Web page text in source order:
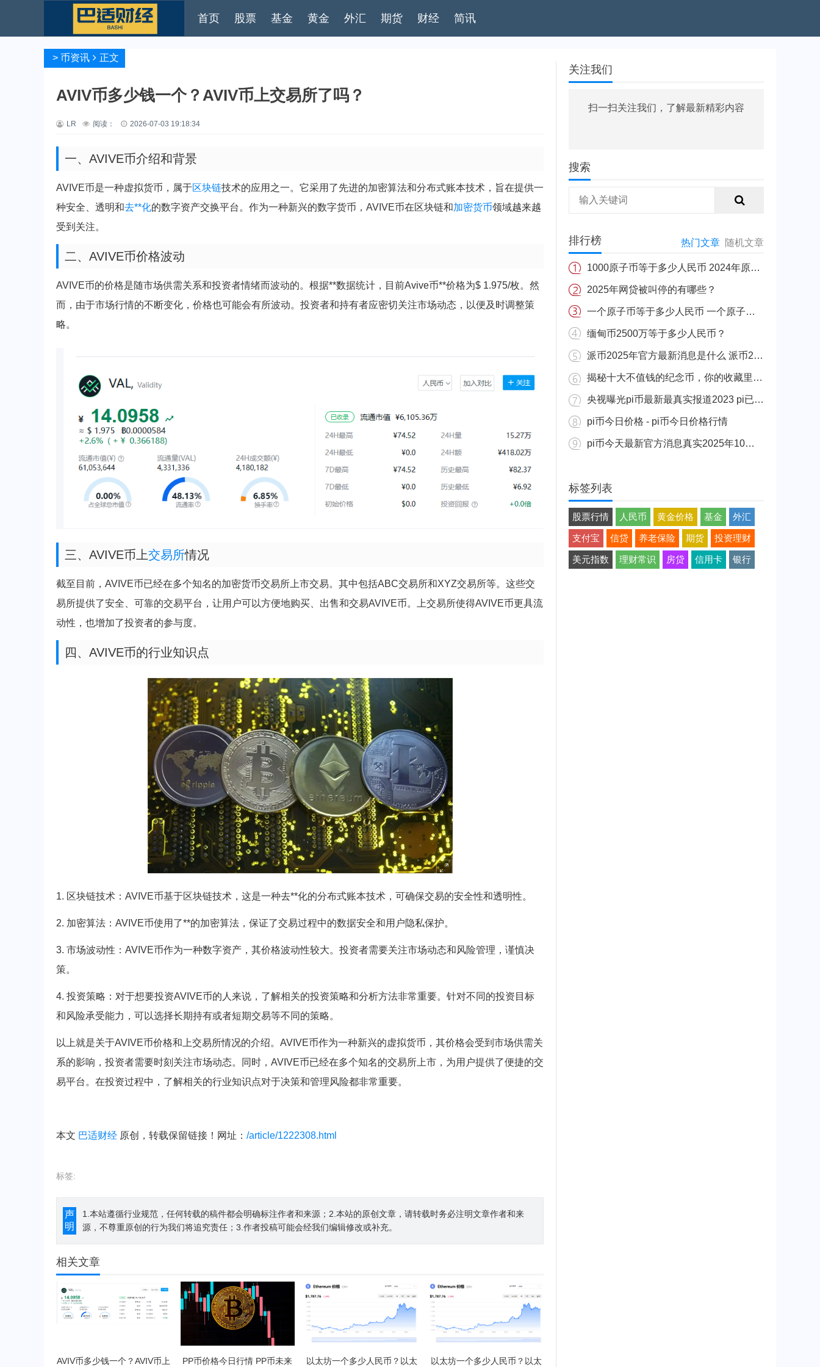
首页 股票 基金 黄金 外汇 期货 财经 简讯
> 币资讯 正文
AVIV币多少钱一个？AVIV币上交易所了吗？
LR 阅读： 2026-07-03 19:18:34
一、AVIVE币介绍和背景
AVIVE币是一种虚拟货币，属于区块链技术的应用之一。它采用了先进的加密算法和分布式账本技术，旨在提供一
种安全、透明和去**化的数字资产交换平台。作为一种新兴的数字货币，AVIVE币在区块链和加密货币领域越来越
受到关注。
二、AVIVE币价格波动
AVIVE币的价格是随市场供需关系和投资者情绪而波动的。根据**数据统计，目前Avive币**价格为$ 1.975/枚。然
而，由于市场行情的不断变化，价格也可能会有所波动。投资者和持有者应密切关注市场动态，以便及时调整策
略。
三、AVIVE币上交易所情况
截至目前，AVIVE币已经在多个知名的加密货币交易所上市交易。其中包括ABC交易所和XYZ交易所等。这些交
易所提供了安全、可靠的交易平台，让用户可以方便地购买、出售和交易AVIVE币。上交易所使得AVIVE币更具流
动性，也增加了投资者的参与度。
四、AVIVE币的行业知识点
1. 区块链技术：AVIVE币基于区块链技术，这是一种去**化的分布式账本技术，可确保交易的安全性和透明性。
2. 加密算法：AVIVE币使用了**的加密算法，保证了交易过程中的数据安全和用户隐私保护。
3. 市场波动性：AVIVE币作为一种数字资产，其价格波动性较大。投资者需要关注市场动态和风险管理，谨慎决
策。
4. 投资策略：对于想要投资AVIVE币的人来说，了解相关的投资策略和分析方法非常重要。针对不同的投资目标
和风险承受能力，可以选择长期持有或者短期交易等不同的策略。
以上就是关于AVIVE币价格和上交易所情况的介绍。AVIVE币作为一种新兴的虚拟货币，其价格会受到市场供需关
系的影响，投资者需要时刻关注市场动态。同时，AVIVE币已经在多个知名的交易所上市，为用户提供了便捷的交
易平台。在投资过程中，了解相关的行业知识点对于决策和管理风险都非常重要。
本文 巴适财经 原创，转载保留链接！网址： /article/1222308.html
标签:
声
明
1.本站遵循行业规范，任何转载的稿件都会明确标注作者和来源；2.本站的原创文章，请转载时务必注明文章作者和来
源，不尊重原创的行为我们将追究责任；3.作者投稿可能会经我们编辑修改或补充。
相关文章
AVIV币多少钱一个？AVIV币上 PP币价格今日行情 PP币未来 以太坊一个多少人民币？以太 以太坊一个多少人民币？以太
关注我们
扫一扫关注我们，了解最新精彩内容
搜索
排行榜 热门文章 随机文章
1000原子币等于多少人民币 2024年原子币最新价格介绍一览
2025年网贷被叫停的有哪些？
一个原子币等于多少人民币 一个原子币价格介绍
缅甸币2500万等于多少人民币？
派币2025年官方最新消息是什么 派币2025年官方最新消息真实分享
揭秘十大不值钱的纪念币，你的收藏里有吗？
央视曝光pi币最新最真实报道2023 pi已经成功了是真的吗（假的）
pi币今日价格 - pi币今日价格行情
pi币今天最新官方消息真实2025年10月 派币今天最新消息介绍
标签列表
股票行情 人民币 黄金价格 基金 外汇
支付宝 信贷 养老保险 期货 投资理财
美元指数 理财常识 房贷 信用卡 银行